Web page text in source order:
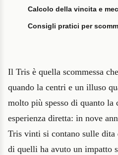
Calcolo della vincita e
Consigli pratici per
Il Tris è quella scommessa
quando la centri e un illuso
molto più spesso di quanto
esperienza diretta: in nove
Tris vinti si contano sulle dita
di quelli ha avuto un impatto